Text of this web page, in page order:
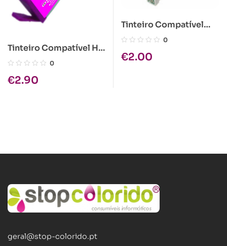
Tinteiro Compatível HP
364XL Magenta
0
€2.90
Tinteiro Compatível
Epson T0713/T0893
0
€2.00
geral@stop-colorido.pt